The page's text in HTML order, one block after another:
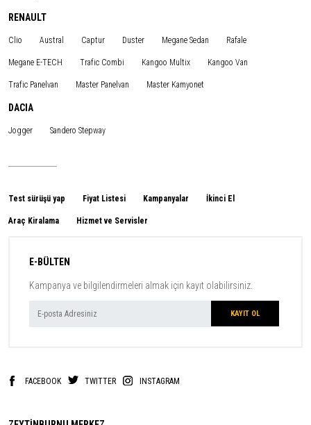
RENAULT
Clio Austral Captur Duster Megane Sedan Rafale
Megane E-TECH Trafic Combi Kangoo Multix Kangoo Van
Trafic Panelvan Master Panelvan Master Kamyonet
DACIA
Jogger Sandero Stepway
Test sürüşü yap Fiyat Listesi Kampanyalar İkinci El
Araç Kiralama Hizmet ve Servisler
E-BÜLTEN
Kampanya ve bilgilendirmeleri almak için kayıt olabilirsiniz.
FACEBOOK TWITTER INSTAGRAM